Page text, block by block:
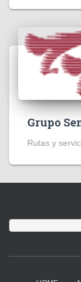
Grupo
Rutas y